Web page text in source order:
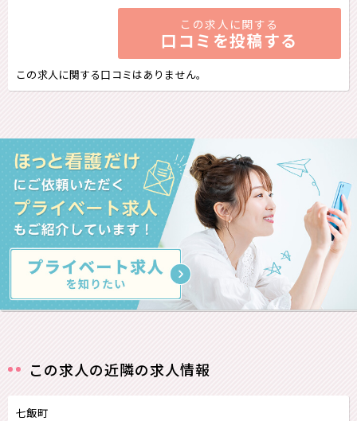
この求人に関する
口コミを投稿する
この求人に関する口コミはありません。
この求人の近隣の求人情報
七飯町